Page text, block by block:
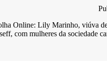
Online: Lily Marinho, viúva
com mulheres da sociedade